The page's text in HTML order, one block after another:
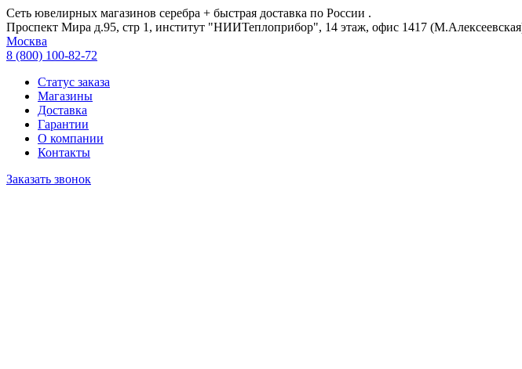
Сеть ювелирных магазинов серебра + быстрая доставка по России .
Проспект Мира д.95, стр 1, институт "НИИТеплоприбор", 14 этаж, офис 1417
Москва
8 (800) 100-82-72
Статус заказа
Магазины
Доставка
Гарантии
О компании
Контакты
Заказать звонок